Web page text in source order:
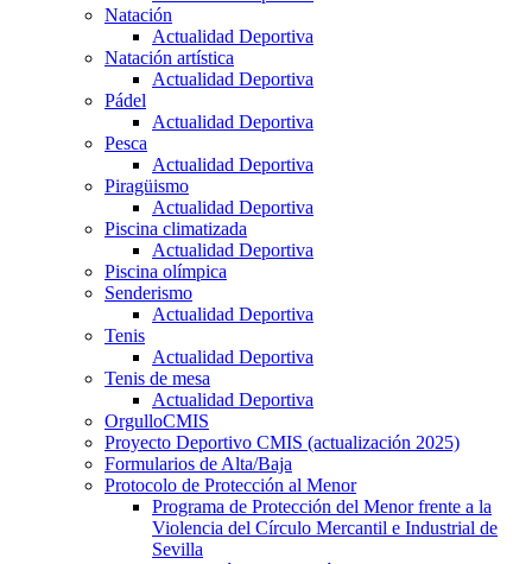
Natación
Actualidad Deportiva
Natación artística
Actualidad Deportiva
Pádel
Actualidad Deportiva
Pesca
Actualidad Deportiva
Piragüismo
Actualidad Deportiva
Piscina climatizada
Actualidad Deportiva
Piscina olímpica
Senderismo
Actualidad Deportiva
Tenis
Actualidad Deportiva
Tenis de mesa
Actualidad Deportiva
OrgulloCMIS
Proyecto Deportivo CMIS (actualización 2025)
Formularios de Alta/Baja
Protocolo de Protección al Menor
Programa de Protección del Menor frente a la
Violencia del Círculo Mercantil e Industrial de
Sevilla